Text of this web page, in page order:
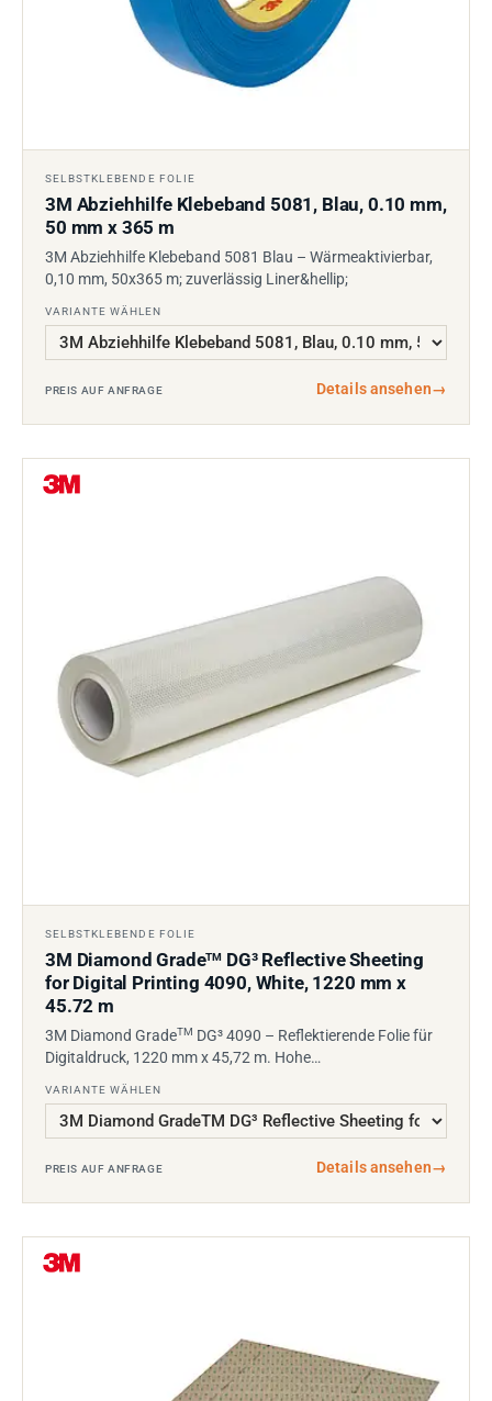
SELBSTKLEBENDE FOLIE
3M Abziehhilfe Klebeband 5081, Blau, 0.10 mm,
50 mm x 365 m
3M Abziehhilfe Klebeband 5081 Blau – Wärmeaktivierbar,
0,10 mm, 50x365 m; zuverlässig Liner&hellip;
VARIANTE WÄHLEN
PREIS AUF ANFRAGE Details ansehen→
SELBSTKLEBENDE FOLIE
3M Diamond GradeTM DG³ Reflective Sheeting
for Digital Printing 4090, White, 1220 mm x
45.72 m
3M Diamond GradeTM DG³ 4090 – Reflektierende Folie für
Digitaldruck, 1220 mm x 45,72 m. Hohe…
VARIANTE WÄHLEN
PREIS AUF ANFRAGE Details ansehen→